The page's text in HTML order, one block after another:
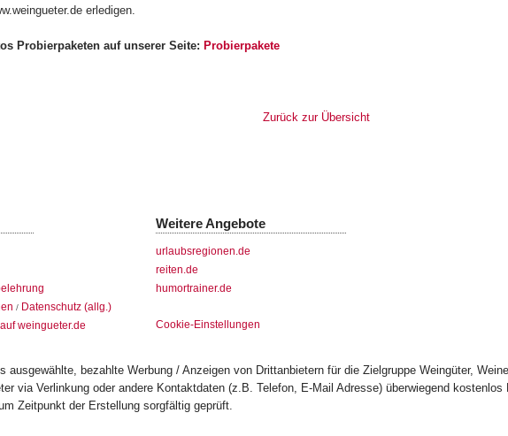
erledigen.
Probierpaketen auf unserer Seite: Probierpakete
Zurück zur Übersicht
/ Datenschutz (allg.)
weingueter.de
Weitere Angebote
urlaubsregionen.de
reiten.de
humortrainer.de
Cookie-Einstellungen
ausgewählte, bezahlte Werbung / Anzeigen von Drittanbietern für die Zielgruppe Weingüter,
via Verlinkung oder andere Kontaktdaten (z.B. Telefon, E-Mail Adresse) überwiegend
Zeitpunkt der Erstellung sorgfältig geprüft.